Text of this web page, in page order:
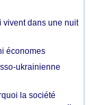
vivent dans une nuit
économes
ukrainienne
la société